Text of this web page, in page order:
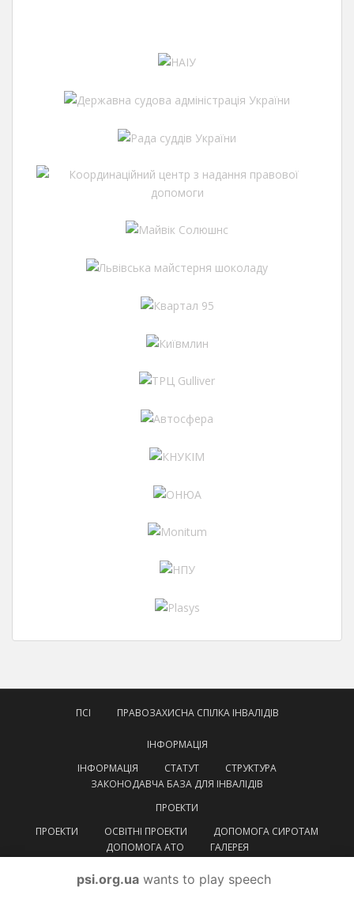
ПСІ ПРАВОЗАХИСНА СПІЛКА ІНВАЛІДІВ
ІНФОРМАЦІЯ
ІНФОРМАЦІЯ
СТАТУТ
СТРУКТУРА
ЗАКОНОДАВЧА БАЗА ДЛЯ ІНВАЛІДІВ
ПРОЕКТИ
ПРОЕКТИ
ОСВІТНІ ПРОЕКТИ
ДОПОМОГА СИРОТАМ
ДОПОМОГА АТО
ГАЛЕРЕЯ
psi.org.ua wants to play speech